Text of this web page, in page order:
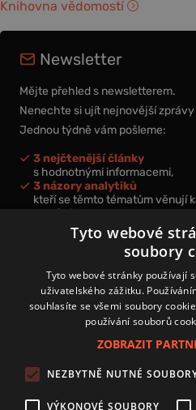
Knihovna vědomostí
Newsletter
Mějte přehled s newsletterem.
Nenechte si ujít nejnovější
Jednou týdně vám pošleme:
3 nejčtenější články
s hodnotnými informacemi,
3 názory analytiků
kteří se těmto tématům věnují
nová videa a podcasty
k prohloubení vašich znalostí.
Přihlášením k newsletteru
zpracování osobních údajů.
Zásady používání souborů cookies
Tyto webové
soubory
Tyto webové stránky používají
uživatelského zážitku.
souhlasíte se všemi soubory
používání souborů
ZOBRAZIT
NEZBYTNĚ NUTNÉ
VÝKONOVÉ SOUBORY